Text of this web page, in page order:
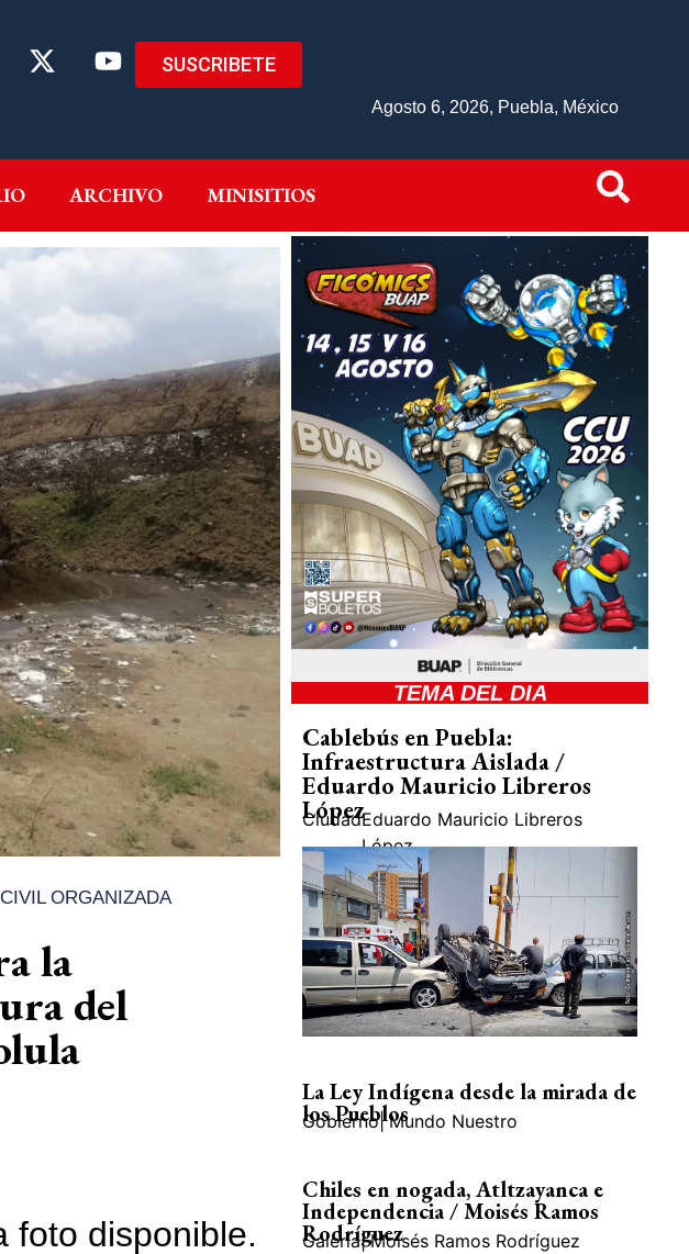
SUSCRIBETE
Agosto 6, 2026, Puebla, México
ARCHIVO MINISITIOS
DIRECTORIO ARCHIVO MINISITIOS
ORGANIZADA
la
del
TEMA DEL DIA
Cablebús en Puebla:
Infraestructura Aislada /
Eduardo Mauricio Libreros
López
CiudadEduardo Mauricio Libreros
López
La Ley Indígena desde la mirada de
los Pueblos
Gobierno| Mundo Nuestro
Chiles en nogada, Atltzayanca e
Independencia / Moisés Ramos
Rodríguez
Galería| Moisés Ramos Rodríguez